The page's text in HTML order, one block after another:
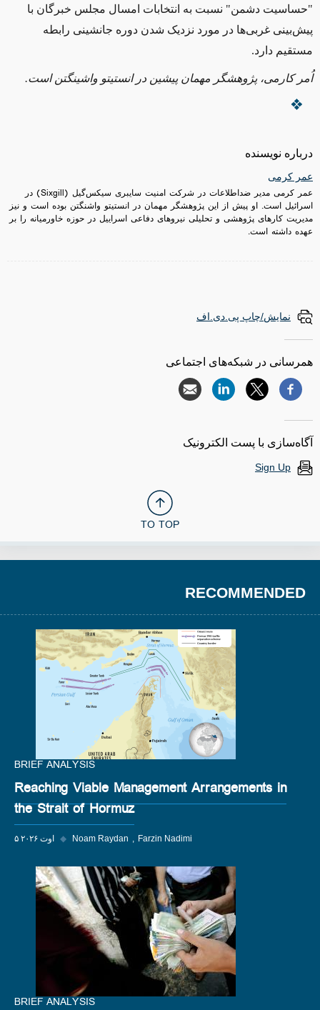
درباره نویسنده
عمر کرمی
عمر کرمی مدیر ضداطلاعات در شرکت امنیت سایبری سیکس‌گیل (Sixgill) در
اسرائیل است. او پیش از این پژوهشگر مهمان در انستیتو واشنگتن بوده است و نیز
مدیریت کارهای پژوهشی و تحلیلی نیروهای دفاعی اسراییل در حوزه خاورمیانه را بر
عهده داشته است.
"حساسیت دشمن" نسبت به انتخابات امسال مجلس خبرگان با
پیش‌بینی‌ غربی‌ها در مورد نزدیک شدن دوره جانشینی رابطه
مستقیم دارد.
اُمر کارمی، پژوهشگر مهمان پیشین در انستیتو واشینگتن است.
نمایش/چاپ پی.دی.اف
همرسانی در شبکه‌های اجتماعی
آگاه‌سازی با پست الکترونیک
Sign Up
TO TOP
RECOMMENDED
BRIEF ANALYSIS
Reaching Viable Management Arrangements in
the Strait of Hormuz
۵ اوت ۲۰۲۶ ◆ Noam Raydan Farzin Nadimi
BRIEF ANALYSIS